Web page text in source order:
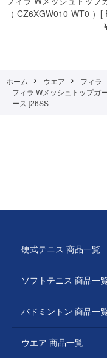
（ CZ6XGW010-WT0 ）
ホーム ウエア
フィラ
フィラ Wメッシュトップガ
ース ]26SS
硬式テニス 商品一覧
ソフトテニス 商品一
バドミントン 商品一
ウエア 商品一覧